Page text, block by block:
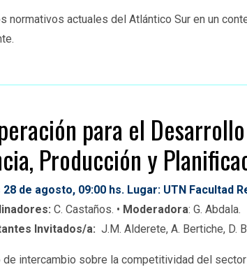
normativos actuales del Atlántico Sur en un
para el Desarrollo
Producción yP
de agosto, 09:00 hs. Lugar: UTN Facultad
C. Castaños. • Moderadora: G. Abdala.
Invitados/a: J.M. Alderete, A. Bertiche, D.
de intercambio sobre la competitividad del